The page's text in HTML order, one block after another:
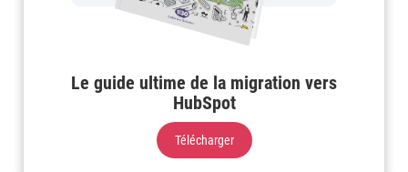
Le guide ultime de la migration vers
HubSpot
Télécharger